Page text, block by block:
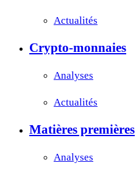
Actualités
Crypto-monnaies
Analyses
Actualités
Matières premières
Analyses